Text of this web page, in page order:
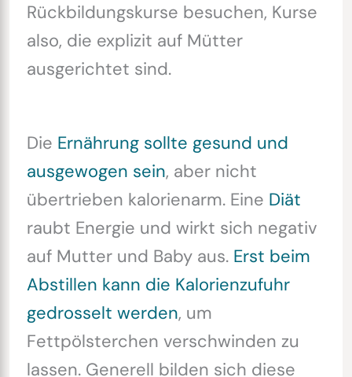
Rückbildungskurse besuchen, Kurse
also, die explizit auf Mütter
ausgerichtet sind.
Die Ernährung sollte gesund und
ausgewogen sein, aber nicht
übertrieben kalorienarm. Eine Diät
raubt Energie und wirkt sich negativ
auf Mutter und Baby aus. Erst beim
Abstillen kann die Kalorienzufuhr
gedrosselt werden, um
Fettpölsterchen verschwinden zu
lassen. Generell bilden sich diese